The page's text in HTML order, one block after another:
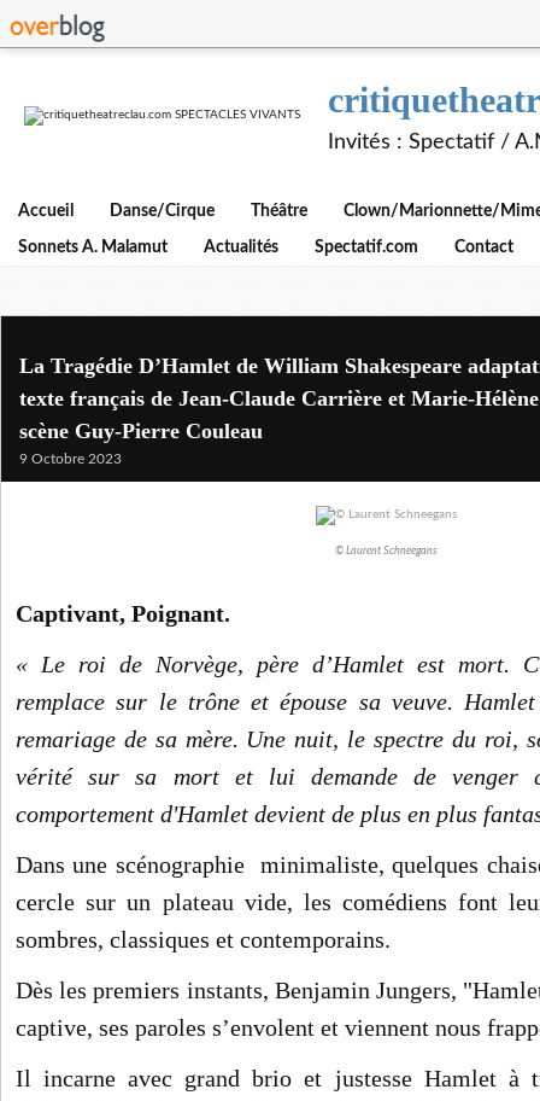
Invités : Spectatif /
Accueil Danse/Cirque Théâtre Clown/Marionnette/
Sonnets A. Malamut Actualités Spectatif.com Contact
La Tragédie D’Hamlet de William Shakespeare
texte français de Jean-Claude Carrière et Marie-
scène Guy-Pierre Couleau
9 Octobre 2023
© Laurent Schneegans
Captivant, Poignant.
« Le roi de Norvège, père d’Hamlet est mort.
remplace sur le trône et épouse sa veuve.
remariage de sa mère. Une nuit, le spectre du roi,
vérité sur sa mort et lui demande de venger
comportement d'Hamlet devient de plus en plus
Dans une scénographie minimaliste, quelques
cercle sur un plateau vide, les comédiens font
sombres, classiques et contemporains.
Dès les premiers instants, Benjamin Jungers,
captive, ses paroles s’envolent et viennent nous
Il incarne avec grand brio et justesse Hamlet à